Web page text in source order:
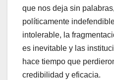
que nos deja sin
políticamente
intolerable, la
es inevitable y las
hace tiempo que
credibilidad y eficacia.